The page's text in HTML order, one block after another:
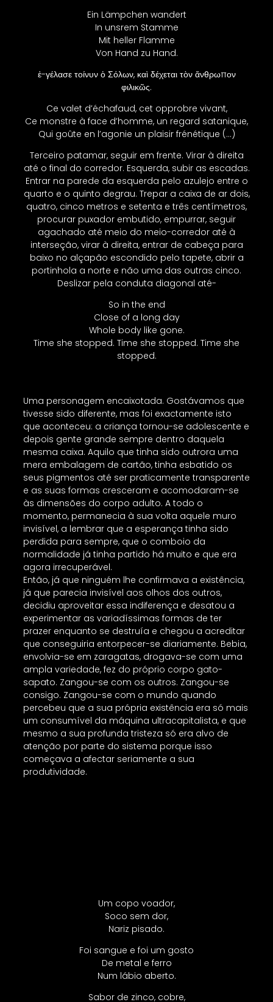
Ein Lämpchen wandert
In unsrem Stamme
Mit heller Flamme
Von Hand zu Hand.
ἐ-γέλασε τοίνυν ὁ Σόλων, καὶ δέχεται τὸν ἄνθρωπον
φιλικῶς.
Ce valet d’échafaud, cet opprobre vivant,
Ce monstre à face d’homme, un regard satanique,
Qui goûte en l’agonie un plaisir frénétique (…)
Terceiro patamar, seguir em frente. Virar à direita
até o final do corredor. Esquerda, subir as escadas.
Entrar na parede da esquerda pelo azulejo entre o
quarto e o quinto degrau. Trepar a caixa de ar dois,
quatro, cinco metros e setenta e três centímetros,
procurar puxador embutido, empurrar, seguir
agachado até meio do meio-corredor até à
interseção, virar à direita, entrar de cabeça para
baixo no alçapão escondido pelo tapete, abrir a
portinhola a norte e não uma das outras cinco.
Deslizar pela conduta diagonal até-
So in the end
Close of a long day
Whole body like gone.
Time she stopped. Time she stopped. Time she
stopped.
Uma personagem encaixotada. Gostávamos que
tivesse sido diferente, mas foi exactamente isto
que aconteceu: a criança tornou-se adolescente e
depois gente grande sempre dentro daquela
mesma caixa. Aquilo que tinha sido outrora uma
mera embalagem de cartão, tinha esbatido os
seus pigmentos até ser praticamente transparente
e as suas formas cresceram e acomodaram-se
às dimensões do corpo adulto. A todo o
momento, permanecia à sua volta aquele muro
invisível, a lembrar que a esperança tinha sido
perdida para sempre, que o comboio da
normalidade já tinha partido há muito e que era
agora irrecuperável.
Então, já que ninguém lhe confirmava a existência,
já que parecia invisível aos olhos dos outros,
decidiu aproveitar essa indiferença e desatou a
experimentar as variadíssimas formas de ter
prazer enquanto se destruía e chegou a acreditar
que conseguiria entorpecer-se diariamente. Bebia,
envolvia-se em zaragatas, drogava-se com uma
ampla variedade, fez do próprio corpo gato-
sapato. Zangou-se com os outros. Zangou-se
consigo. Zangou-se com o mundo quando
percebeu que a sua própria existência era só mais
um consumível da máquina ultracapitalista, e que
mesmo a sua profunda tristeza só era alvo de
atenção por parte do sistema porque isso
começava a afectar seriamente a sua
produtividade.
Um copo voador,
Soco sem dor,
Nariz pisado.
Foi sangue e foi um gosto
De metal e ferro
Num lábio aberto.
Sabor de zinco, cobre,